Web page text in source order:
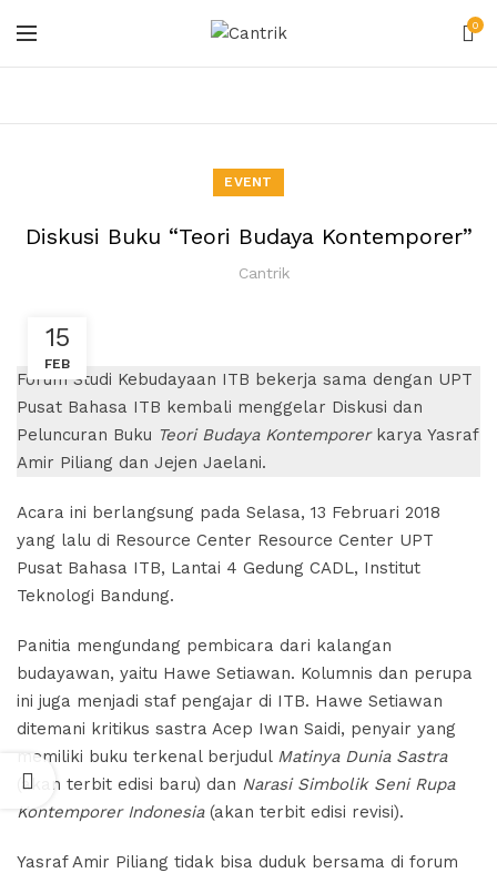
0
EVENT
Diskusi Buku “Teori Budaya Kontemporer”
Cantrik
15
FEB
Forum Studi Kebudayaan ITB bekerja sama dengan UPT
Pusat Bahasa ITB kembali menggelar Diskusi dan
Peluncuran Buku Teori Budaya Kontemporerkarya Yasraf
Amir Piliang dan Jejen Jaelani.
Acara ini berlangsung pada Selasa, 13 Februari 2018
yang lalu di Resource Center Resource Center UPT
Pusat Bahasa ITB, Lantai 4 Gedung CADL, Institut
Teknologi Bandung.
Panitia mengundang pembicara dari kalangan
budayawan, yaitu Hawe Setiawan. Kolumnis dan perupa
ini juga menjadi staf pengajar di ITB. Hawe Setiawan
ditemani kritikus sastra Acep Iwan Saidi, penyair yang
memiliki buku terkenal berjudul Matinya Dunia Sastra
(akan terbit edisi baru) dan Narasi Simbolik Seni Rupa
Kontemporer Indonesia(akan terbit edisi revisi).
Yasraf Amir Piliang tidak bisa duduk bersama di forum
Fiksi
untuk
Kaum
November
5, 2021
No
Comments